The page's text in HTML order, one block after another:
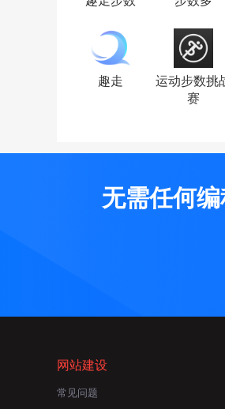
趣走
运动步数挑
赛
无需任何
网站建设
常见问题